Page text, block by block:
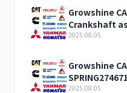
Growshine
Crankshaft
sales
2025.08.05
Growshine
2025.08.05